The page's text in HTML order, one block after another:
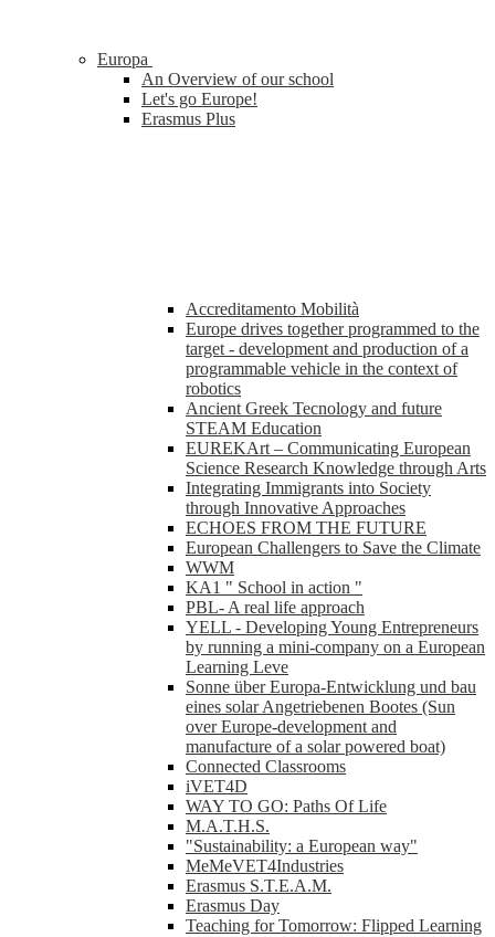
Europa
An Overview of our school
Let's go Europe!
Erasmus Plus
Accreditamento Mobilità
Europe drives together programmed to the
target - development and production of a
programmable vehicle in the context of
robotics
Ancient Greek Tecnology and future
STEAM Education
EUREKArt – Communicating European
Science Research Knowledge through Arts
Integrating Immigrants into Society
through Innovative Approaches
ECHOES FROM THE FUTURE
European Challengers to Save the Climate
WWM
KA1 " School in action "
PBL- A real life approach
YELL - Developing Young Entrepreneurs
by running a mini-company on a European
Learning Leve
Sonne über Europa-Entwicklung und bau
eines solar Angetriebenen Bootes (Sun
over Europe-development and
manufacture of a solar powered boat)
Connected Classrooms
iVET4D
WAY TO GO: Paths Of Life
M.A.T.H.S.
"Sustainability: a European way"
MeMeVET4Industries
Erasmus S.T.E.A.M.
Erasmus Day
Teaching for Tomorrow: Flipped Learning